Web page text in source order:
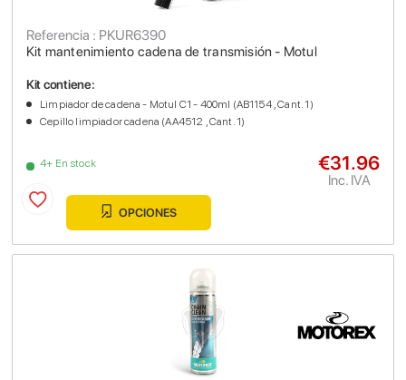
Kit mantenimiento cadena de transmisión - Motul
Referencia : PKUR6390
4+ En stock
Kit contiene:
Limpiador de cadena - Motul C1 - 400ml (AB1154 , Cant. 1)
Cepillo limpiador cadena (AA4512 , Cant. 1)
€31.96
Inc. IVA
OPCIONES